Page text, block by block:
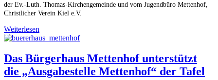
der Ev.-Luth. Thomas-Kirchengemeinde und vom Jugendbüro Mettenhof,
Christlicher Verein Kiel e.V.
Weiterlesen
Das Bürgerhaus Mettenhof unterstützt
die „Ausgabestelle Mettenhof“ der Tafel